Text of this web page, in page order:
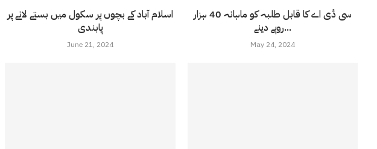
اسلام آباد کے بچوں پر سکول میں بستے لانے پر
پابندی
June 21, 2024
سی ڈی اے کا قابل طلبہ کو ماہانہ 40 ہزار
روپے دینے...
May 24, 2024